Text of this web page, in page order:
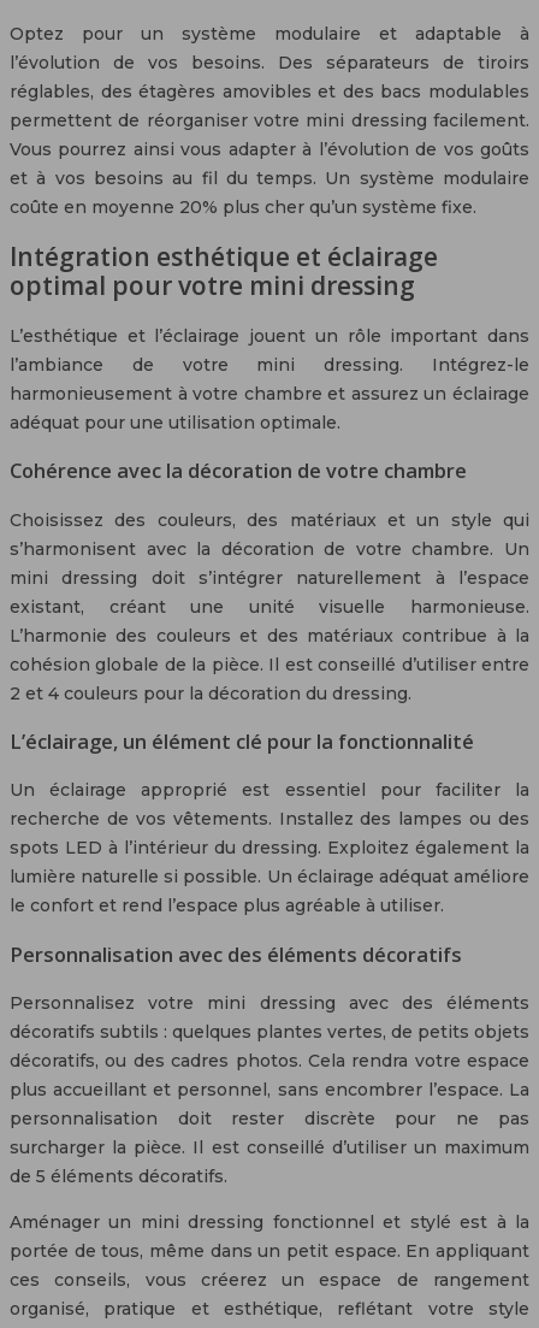
Optez pour un système modulaire et adaptable à
l’évolution de vos besoins. Des séparateurs de tiroirs
réglables, des étagères amovibles et des bacs modulables
permettent de réorganiser votre mini dressing facilement.
Vous pourrez ainsi vous adapter à l’évolution de vos goûts
et à vos besoins au fil du temps. Un système modulaire
coûte en moyenne 20% plus cher qu’un système fixe.
Intégration esthétique et éclairage
optimal pour votre mini dressing
L’esthétique et l’éclairage jouent un rôle important dans
l’ambiance de votre mini dressing. Intégrez-le
harmonieusement à votre chambre et assurez un éclairage
adéquat pour une utilisation optimale.
Cohérence avec la décoration de votre chambre
Choisissez des couleurs, des matériaux et un style qui
s’harmonisent avec la décoration de votre chambre. Un
mini dressing doit s’intégrer naturellement à l’espace
existant, créant une unité visuelle harmonieuse.
L’harmonie des couleurs et des matériaux contribue à la
cohésion globale de la pièce. Il est conseillé d’utiliser entre
2 et 4 couleurs pour la décoration du dressing.
L’éclairage, un élément clé pour la fonctionnalité
Un éclairage approprié est essentiel pour faciliter la
recherche de vos vêtements. Installez des lampes ou des
spots LED à l’intérieur du dressing. Exploitez également la
lumière naturelle si possible. Un éclairage adéquat améliore
le confort et rend l’espace plus agréable à utiliser.
Personnalisation avec des éléments décoratifs
Personnalisez votre mini dressing avec des éléments
décoratifs subtils : quelques plantes vertes, de petits objets
décoratifs, ou des cadres photos. Cela rendra votre espace
plus accueillant et personnel, sans encombrer l’espace. La
personnalisation doit rester discrète pour ne pas
surcharger la pièce. Il est conseillé d’utiliser un maximum
de 5 éléments décoratifs.
Aménager un mini dressing fonctionnel et stylé est à la
portée de tous, même dans un petit espace. En appliquant
ces conseils, vous créerez un espace de rangement
organisé, pratique et esthétique, reflétant votre style